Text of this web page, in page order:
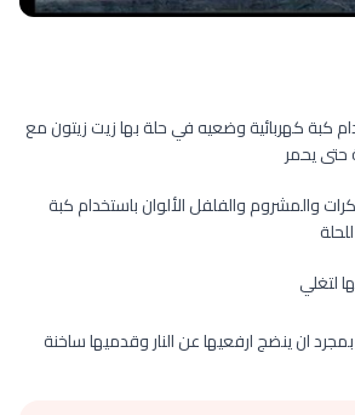
كبة كهربائية وضعيه في حلة بها زيت زيتون مع
حتى يحمر
والمشروم والفلفل الألوان باستخدام كبة
لتغلي
ان ينضج ارفعيها عن النار وقدميها ساخنة